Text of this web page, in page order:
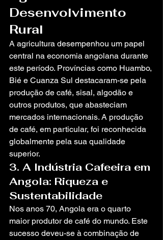
Desenvolvimento
Rural
A agricultura desempenhou um papel
central na economia angolana durante
este período. Províncias como Huambo,
Bié e Cuanza Sul destacaram-se pela
produção de café, sisal, algodão e
outros produtos, que abasteciam
mercados internacionais. A produção
de café, em particular, foi reconhecida
globalmente pela sua qualidade
superior.
3. A Indústria Cafeeira em
Angola: Riqueza e
Sustentabilidade
Nos anos 70, Angola era o quarto
maior produtor de café do mundo. Este
sucesso deveu-se à combinação de